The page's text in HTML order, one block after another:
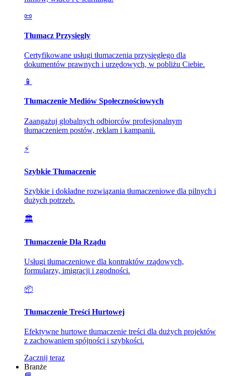
📜
Tłumacz Przysięgły
Certyfikowane usługi tłumaczenia przysięgłego dla
dokumentów prawnych i urzędowych, w pobliżu Ciebie.
📱
Tłumaczenie Mediów Społecznościowych
Zaangażuj globalnych odbiorców profesjonalnym
tłumaczeniem postów, reklam i kampanii.
⚡
Szybkie Tłumaczenie
Szybkie i dokładne rozwiązania tłumaczeniowe dla pilnych i
dużych potrzeb.
🏛️
Tłumaczenie Dla Rządu
Usługi tłumaczeniowe dla kontraktów rządowych,
formularzy, imigracji i zgodności.
📦
Tłumaczenie Treści Hurtowej
Efektywne hurtowe tłumaczenie treści dla dużych projektów
z zachowaniem spójności i szybkości.
Zacznij teraz
Branże